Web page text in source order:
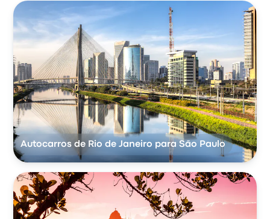
Autocarros de Rio de Janeiro para São Paulo